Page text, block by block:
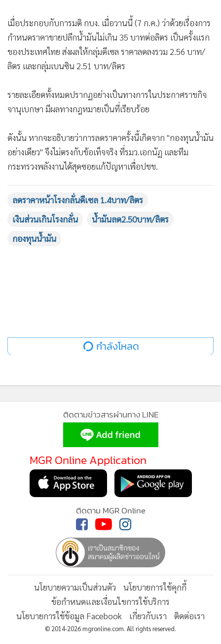
• SMEs
• หุ้น
• อินโดจีน
• กองทุนรวม
• Factcheck
• ญี่ปุ่น
• Gotomanager
เมื่อประกอบกับการมติ กบง. เมื่อวานนี้ (7 ก.ค.) ว่าด้วยเรื่องการ
กำหนดราคาขายปลีกน้ำมันไม่เกิน 35 บาทต่อลิตร เป็นครั้งแรก
ของประเทศไทย ส่งผลให้กลุ่มดีเซล ราคาลดลงรวม 2.56 บาท/
ลิตร และกลุ่มเบนซิน 2.51 บาท/ลิตร
รายละเอียดทั้งหมดปรากฏอย่างเป็นทางการในประกาศราชกิจ
จานุเบกษา มีผลทางกฎหมายเป็นที่เรียบร้อย
ดังนั้น หากจะอธิบายว่าการลดราคาครั้งนี้เกิดจาก "กองทุนน้ำมัน
อย่างเดียว" จึงไม่ตรงกับข้อเท็จจริง ที่รมว.เอกนัฏ และทีม
กระทรวงพลังงานได้สุดซอยแก้ปัญหาเพื่อปชช.
ลดราคาหน้าโรงกลั่นดีเซล 1.4บาท/ลิตร
เงินส่วนเกินโรงกลั่น
น้ำมันลด2.50บาท/ลิตร
กองทุนน้ำมัน
กำลังโหลด
ติดตามข่าวสารผ่านทาง LINE
MGR Online Application
ติดตาม MGR Online
นโยบายความเป็นส่วนตัว
นโยบายการใช้คุกกี้
ข้อกำหนดและเงื่อนไขการใช้บริการ
นโยบายการใช้ข้อมูล Facebook
เกี่ยวกับเรา ติดต่อเรา
© 2014-2026 mgronline.com. All rights reserved.